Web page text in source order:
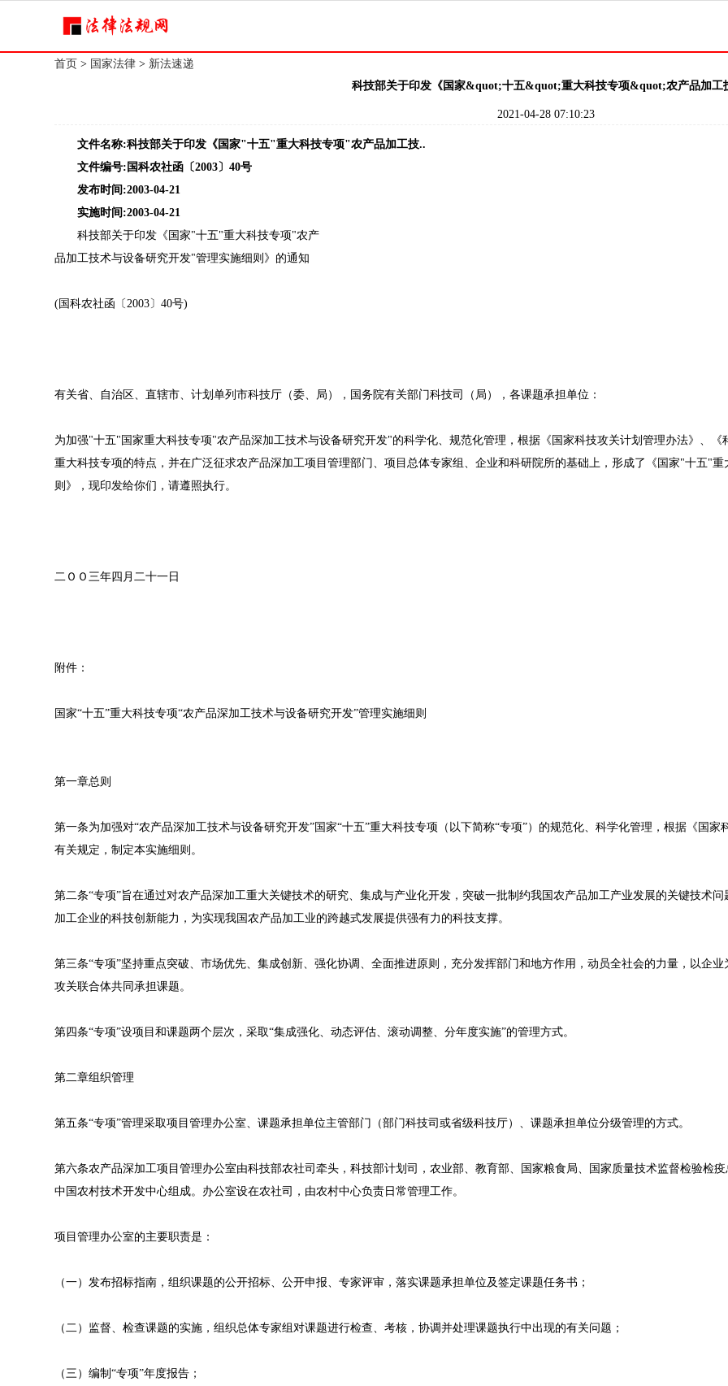
首页 > 国家法律 > 新法速递
科技部关于印发《国家&quot;十五&quot;重大科技专项&quot;农产品加工
2021-04-28 07:10:23
文件名称:科技部关于印发《国家"十五"重大科技专项"农产品加工技..
文件编号:国科农社函〔2003〕40号
发布时间:2003-04-21
实施时间:2003-04-21
科技部关于印发《国家"十五"重大科技专项"农产
品加工技术与设备研究开发"管理实施细则》的通知
(国科农社函〔2003〕40号)
有关省、自治区、直辖市、计划单列市科技厅（委、局），国务院有关部门科技司（局），各课题承担单位：
为加强"十五"国家重大科技专项"农产品深加工技术与设备研究开发"的科学化、规范化管理，根据《国家科技攻关计划管理办法》、
重大科技专项的特点，并在广泛征求农产品深加工项目管理部门、项目总体专家组、企业和科研院所的基础上，形成了《国家"十五"
则》，现印发给你们，请遵照执行。
二ＯＯ三年四月二十一日
附件：
国家“十五”重大科技专项“农产品深加工技术与设备研究开发”管理实施细则
第一章总则
第一条为加强对“农产品深加工技术与设备研究开发”国家“十五”重大科技专项（以下简称“专项”）的规范化、科学化管理，根据《国
有关规定，制定本实施细则。
第二条“专项”旨在通过对农产品深加工重大关键技术的研究、集成与产业化开发，突破一批制约我国农产品加工产业发展的关键技术
加工企业的科技创新能力，为实现我国农产品加工业的跨越式发展提供强有力的科技支撑。
第三条“专项”坚持重点突破、市场优先、集成创新、强化协调、全面推进原则，充分发挥部门和地方作用，动员全社会的力量，以企
攻关联合体共同承担课题。
第四条“专项”设项目和课题两个层次，采取“集成强化、动态评估、滚动调整、分年度实施”的管理方式。
第二章组织管理
第五条“专项”管理采取项目管理办公室、课题承担单位主管部门（部门科技司或省级科技厅）、课题承担单位分级管理的方式。
第六条农产品深加工项目管理办公室由科技部农社司牵头，科技部计划司，农业部、教育部、国家粮食局、国家质量技术监督检验检
中国农村技术开发中心组成。办公室设在农社司，由农村中心负责日常管理工作。
项目管理办公室的主要职责是：
（一）发布招标指南，组织课题的公开招标、公开申报、专家评审，落实课题承担单位及签定课题任务书；
（二）监督、检查课题的实施，组织总体专家组对课题进行检查、考核，协调并处理课题执行中出现的有关问题；
（三）编制“专项”年度报告；